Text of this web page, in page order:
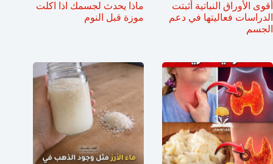
أقوى الأوراق النباتية أثبتت
الدراسات فعاليتها في دعم
الجسم
ماذا يحدث لجسمك اذا اكلت
موزة قبل النوم